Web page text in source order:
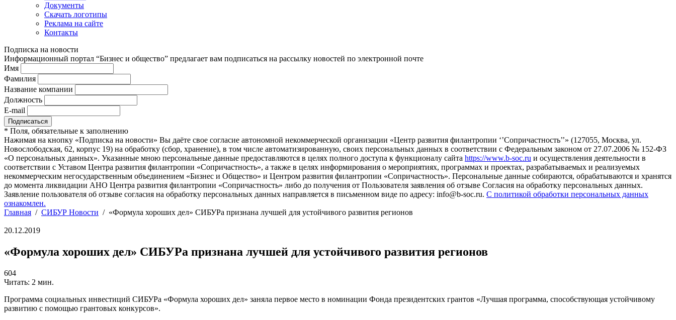
Документы
Скачать логотипы
Реклама на сайте
Контакты
Подписка на новости
Информационный портал “Бизнес и общество” предлагает вам подписаться на рассылку новостей по электронной почте
Имя
Фамилия
Название компании
Должность
E-mail
* Поля, обязательные к заполнению
Нажимая на кнопку «Подписка на новости» Вы даёте свое согласие автономной некоммерческой организации «Центр развития филантропии ‘’Сопричастность’’» (127055, Москва, ул.
Новослободская, 62, корпус 19) на обработку (сбор, хранение), в том числе автоматизированную, своих персональных данных в соответствии с Федеральным законом от 27.07.2006 № 152-ФЗ
«О персональных данных». Указанные мною персональные данные предоставляются в целях полного доступа к функционалу сайта https://www.b-soc.ru и осуществления деятельности в
соответствии с Уставом Центра развития филантропии «Сопричастность», а также в целях информирования о мероприятиях, программах и проектах, разрабатываемых и реализуемых
некоммерческим негосударственным объединением «Бизнес и Общество» и Центром развития филантропии «Сопричастность». Персональные данные собираются, обрабатываются и хранятся
до момента ликвидации АНО Центра развития филантропии «Сопричастность» либо до получения от Пользователя заявления об отзыве Согласия на обработку персональных данных.
Заявление пользователя об отзыве согласия на обработку персональных данных направляется в письменном виде по адресу: info@b-soc.ru. С политикой обработки персональных данных
ознакомлен.
Главная / СИБУР Новости / «Формула хороших дел» СИБУРа признана лучшей для устойчивого развития регионов
20.12.2019
«Формула хороших дел» СИБУРа признана лучшей для устойчивого развития регионов
604
Читать: 2 мин.
Программа социальных инвестиций СИБУРа «Формула хороших дел» заняла первое место в номинации Фонда президентских грантов «Лучшая программа, способствующая устойчивому
развитию с помощью грантовых конкурсов».